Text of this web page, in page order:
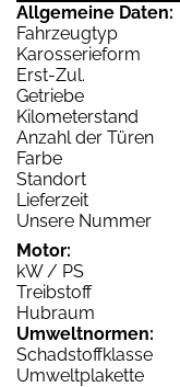
Allgemeine Daten:
Fahrzeugtyp
Karosserieform
Erst-Zul.
Getriebe
Kilometerstand
Anzahl der Türen
Farbe
Standort
Lieferzeit
Unsere Nummer
Motor:
kW / PS
Treibstoff
Hubraum
Umweltnormen:
Schadstoffklasse
Umweltplakette